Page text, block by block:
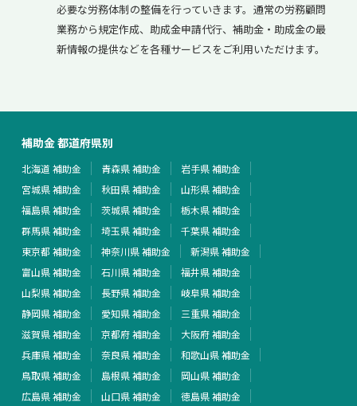
必要な労務体制の整備を行っていきます。通常の労務顧問
業務から規定作成、助成金申請代行、補助金・助成金の最
新情報の提供などを各種サービスをご利用いただけます。
補助金 都道府県別
北海道 補助金 青森県 補助金
岩手県 補助金
宮城県 補助金
秋田県 補助金
山形県 補助金
福島県 補助金
茨城県 補助金
栃木県 補助金
群馬県 補助金
埼玉県 補助金
千葉県 補助金
東京都 補助金
神奈川県 補助金
新潟県 補助金
富山県 補助金
石川県 補助金
福井県 補助金
山梨県 補助金
長野県 補助金
岐阜県 補助金
静岡県 補助金
愛知県 補助金
三重県 補助金
滋賀県 補助金
京都府 補助金
大阪府 補助金
兵庫県 補助金
奈良県 補助金
和歌山県 補助金
鳥取県 補助金
島根県 補助金
岡山県 補助金
広島県 補助金
山口県 補助金
徳島県 補助金